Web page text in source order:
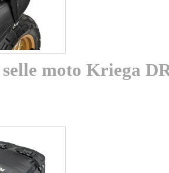
selle moto Kriega